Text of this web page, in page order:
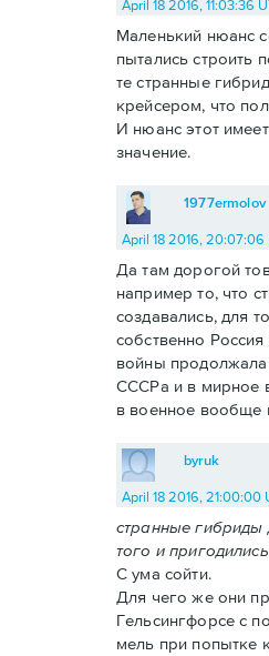
April 18 2016, 11:03:36
Маленький нюанс
пытались строить
те странные
крейсером, что
И нюанс этот
значение.
1977ermolov
April 18 2016, 20:07:06
Да там дорогой
например то, что
создавались, для
собственно
войны продолжала
СССРа и в мирное
в военное вообще
byruk
April 18 2016, 21:00:00
странные гибриды
того и пригодились
С ума сойти.
Для чего же они
Гельсингфорсе с
мель при попытке